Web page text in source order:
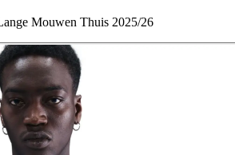
Mouwen Thuis 2025/26